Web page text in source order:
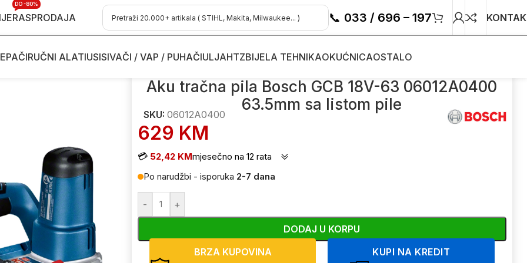
RASPRODAJA
DO -80%
📞 033 / 696 – 197
RUČNI ALATIUSISIVAČI / VAP / PUHAČIULJAHTZBIJELA TEHNIKAOKUĆNICAOSTALO
Aku tračna pila Bosch GCB 18V-63 06012A0400 63.5mm sa listom pile
Aku tračna pila Bosch GCB 18V-63 06012A0400
63.5mm sa listom pile
SKU: 06012A0400
629 KM
💳 52,42 KMmjesečno na 12 rata
Po narudžbi - isporuka 2-7 dana
- +
DODAJ U KORPU
BRZA KUPOVINA
KUPI NA KREDIT